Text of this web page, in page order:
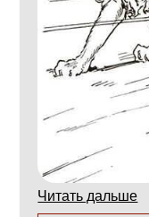
Читать дальше